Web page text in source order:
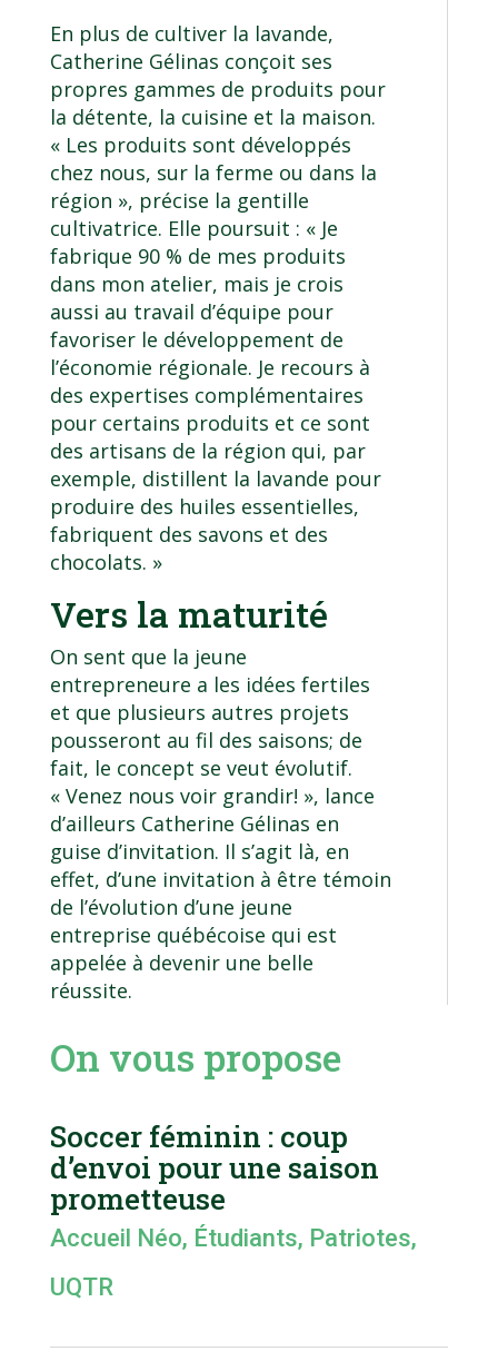
En plus de cultiver la lavande,
Catherine Gélinas conçoit ses
propres gammes de produits pour
la détente, la cuisine et la maison.
« Les produits sont développés
chez nous, sur la ferme ou dans la
région », précise la gentille
cultivatrice. Elle poursuit : « Je
fabrique 90 % de mes produits
dans mon atelier, mais je crois
aussi au travail d’équipe pour
favoriser le développement de
l’économie régionale. Je recours à
des expertises complémentaires
pour certains produits et ce sont
des artisans de la région qui, par
exemple, distillent la lavande pour
produire des huiles essentielles,
fabriquent des savons et des
chocolats. »
Vers la maturité
On sent que la jeune
entrepreneure a les idées fertiles
et que plusieurs autres projets
pousseront au fil des saisons; de
fait, le concept se veut évolutif.
« Venez nous voir grandir! », lance
d’ailleurs Catherine Gélinas en
guise d’invitation. Il s’agit là, en
effet, d’une invitation à être témoin
de l’évolution d’une jeune
entreprise québécoise qui est
appelée à devenir une belle
réussite.
On vous propose
Soccer féminin : coup
d’envoi pour une saison
prometteuse
Accueil Néo, Étudiants, Patriotes,
UQTR